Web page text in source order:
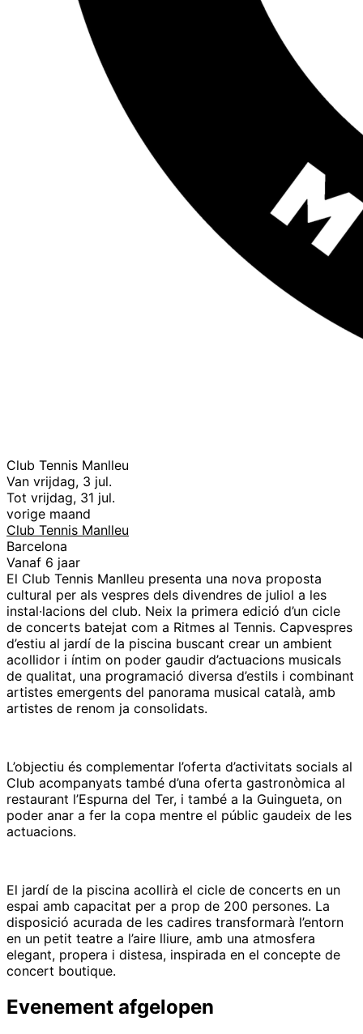
Club Tennis Manlleu
Van vrijdag, 3 jul.
Tot vrijdag, 31 jul.
vorige maand
Club Tennis Manlleu
Barcelona
Vanaf 6 jaar
El Club Tennis Manlleu presenta una nova proposta
cultural per als vespres dels divendres de juliol a les
instal·lacions del club. Neix la primera edició d’un cicle
de concerts batejat com a Ritmes al Tennis. Capvespres
d’estiu al jardí de la piscina buscant crear un ambient
acollidor i íntim on poder gaudir d’actuacions musicals
de qualitat, una programació diversa d’estils i combinant
artistes emergents del panorama musical català, amb
artistes de renom ja consolidats.
L’objectiu és complementar l’oferta d’activitats socials al
Club acompanyats també d’una oferta gastronòmica al
restaurant l’Espurna del Ter, i també a la Guingueta, on
poder anar a fer la copa mentre el públic gaudeix de les
actuacions.
El jardí de la piscina acollirà el cicle de concerts en un
espai amb capacitat per a prop de 200 persones. La
disposició acurada de les cadires transformarà l’entorn
en un petit teatre a l’aire lliure, amb una atmosfera
elegant, propera i distesa, inspirada en el concepte de
concert boutique.
Evenement afgelopen